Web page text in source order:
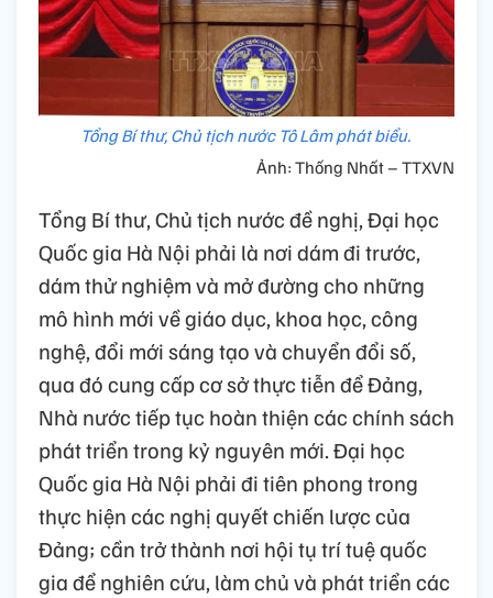
Tổng Bí thư, Chủ tịch nước Tô Lâm phát biểu.
Ảnh: Thống Nhất – TTXVN
Tổng Bí thư, Chủ tịch nước đề nghị, Đại học
Quốc gia Hà Nội phải là nơi dám đi trước,
dám thử nghiệm và mở đường cho những
mô hình mới về giáo dục, khoa học, công
nghệ, đổi mới sáng tạo và chuyển đổi số,
qua đó cung cấp cơ sở thực tiễn để Đảng,
Nhà nước tiếp tục hoàn thiện các chính sách
phát triển trong kỷ nguyên mới. Đại học
Quốc gia Hà Nội phải đi tiên phong trong
thực hiện các nghị quyết chiến lược của
Đảng; cần trở thành nơi hội tụ trí tuệ quốc
gia để nghiên cứu, làm chủ và phát triển các